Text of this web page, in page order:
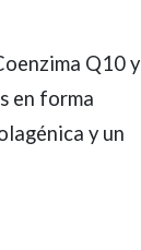
Q10 y
en forma
y un